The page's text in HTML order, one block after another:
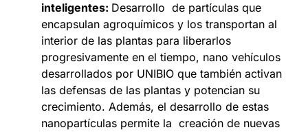
inteligentes: Desarrollo de partículas que
encapsulan agroquímicos y los transportan al
interior de las plantas para liberarlos
progresivamente en el tiempo, nano vehículos
desarrollados por UNIBIO que también activan
las defensas de las plantas y potencian su
crecimiento. Además, el desarrollo de estas
nanopartículas permite la creación de nuevas